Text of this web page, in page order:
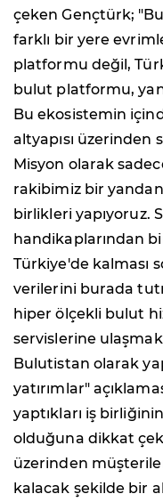
çeken Gençtürk;
farklı bir yere
platformu değil,
bulut platformu,
Bu ekosistemin
altyapısı
Misyon olarak
rakibimiz bir
birlikleri yapıyoruz.
handikaplarından
Türkiye'de kalması
verilerini burada
hiper ölçekli bulut
servislerine
Bulutistan olarak
yatırımlar"
yaptıkları iş
olduğuna dikkat
üzerinden
kalacak şekilde bir